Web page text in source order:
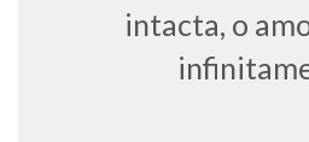
intacta, o